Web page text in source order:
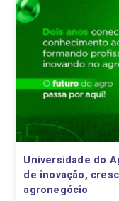
CIDADANIA,
DIVERSIDADE
CAMILLA DE
CRISTIENE
Universidade do
de inovação,
agronegócio